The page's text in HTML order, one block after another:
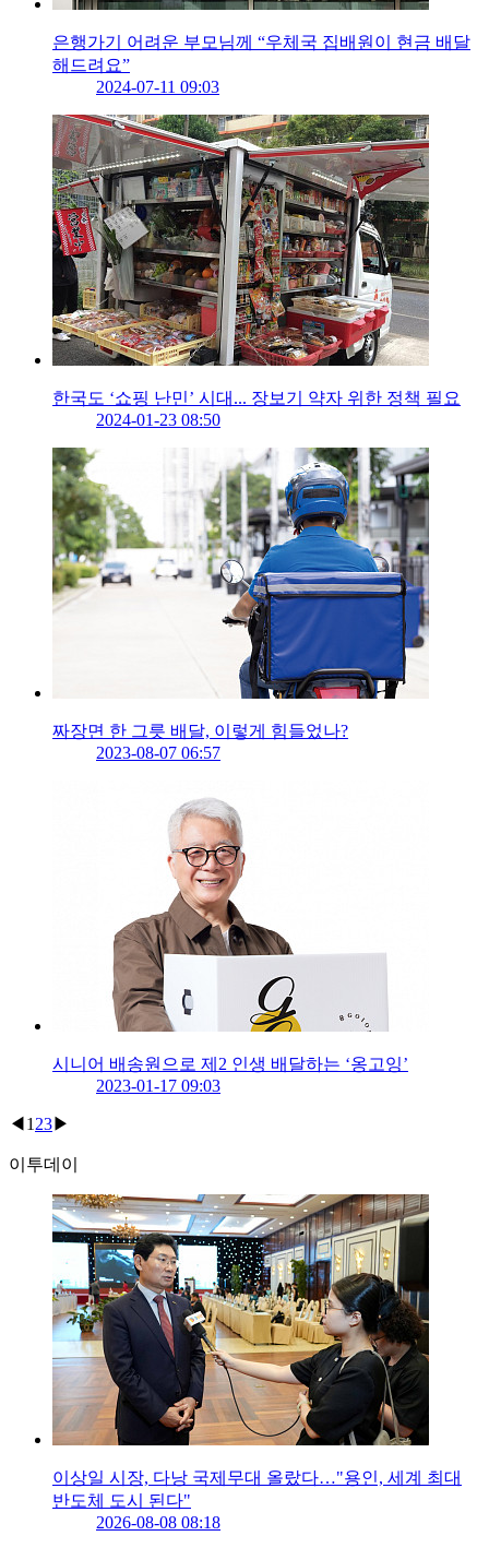
은행가기 어려운 부모님께 “우체국 집배원이 현금 배달
해드려요”
2024-07-11 09:03
한국도 ‘쇼핑 난민’ 시대... 장보기 약자 위한 정책 필요
2024-01-23 08:50
짜장면 한 그릇 배달, 이렇게 힘들었나?
2023-08-07 06:57
시니어 배송원으로 제2 인생 배달하는 ‘옹고잉’
2023-01-17 09:03
◀ 1 23▶
이투데이
이상일 시장, 다낭 국제무대 올랐다…"용인, 세계 최대
반도체 도시 된다"
2026-08-08 08:18